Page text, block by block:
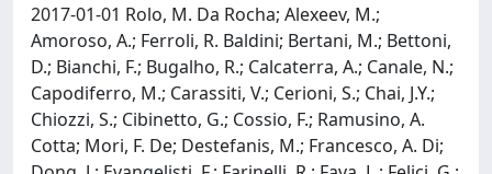
2017-01-01 Rolo, M. Da Rocha; Alexeev, M.;
Amoroso, A.; Ferroli, R. Baldini; Bertani, M.; Bettoni,
D.; Bianchi, F.; Bugalho, R.; Calcaterra, A.; Canale, N.;
Capodiferro, M.; Carassiti, V.; Cerioni, S.; Chai, J.Y.;
Chiozzi, S.; Cibinetto, G.; Cossio, F.; Ramusino, A.
Cotta; Mori, F. De; Destefanis, M.; Francesco, A. Di;